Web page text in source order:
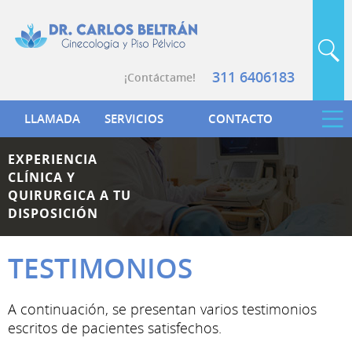
LLAMADA SERVICIOS CONTACTO
¡Contáctame! 311 6406183
EXPERIENCIA
CLÍNICA Y
QUIRURGICA A TU
DISPOSICIÓN
TESTIMONIOS
A continuación, se presentan varios testimonios
escritos de pacientes satisfechos.